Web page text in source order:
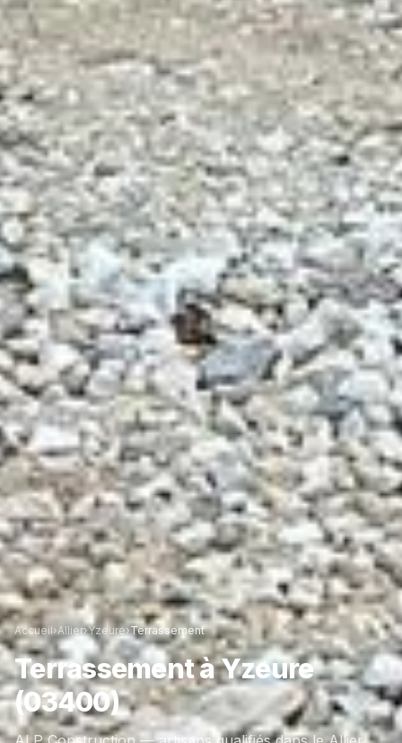
Accueil›Allier›Yzeure›Terrassement
TerrassementàYzeure
(03400)